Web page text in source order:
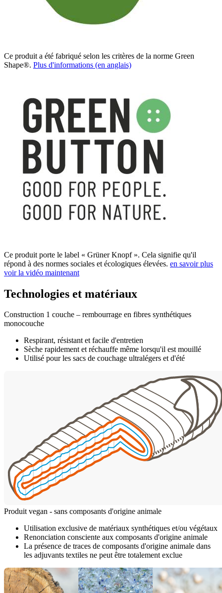
Ce produit a été fabriqué selon les critères de la norme Green
Shape®. Plus d'informations (en anglais)
Ce produit porte le label « Grüner Knopf ». Cela signifie qu'il
répond à des normes sociales et écologiques élevées. en savoir plus
voir la vidéo maintenant
Technologies et matériaux
Construction 1 couche – rembourrage en fibres synthétiques
monocouche
Respirant, résistant et facile d'entretien
Sèche rapidement et réchauffe même lorsqu'il est mouillé
Utilisé pour les sacs de couchage ultralégers et d'été
Produit vegan - sans composants d'origine animale
Utilisation exclusive de matériaux synthétiques et/ou végétaux
Renonciation consciente aux composants d'origine animale
La présence de traces de composants d'origine animale dans
les adjuvants textiles ne peut être totalement exclue